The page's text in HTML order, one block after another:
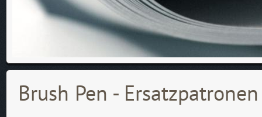
Brush Pen - Ersatzpatronen